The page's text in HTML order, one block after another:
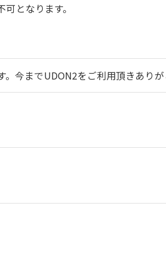
となります。
今までUDON2をご利用頂きありが